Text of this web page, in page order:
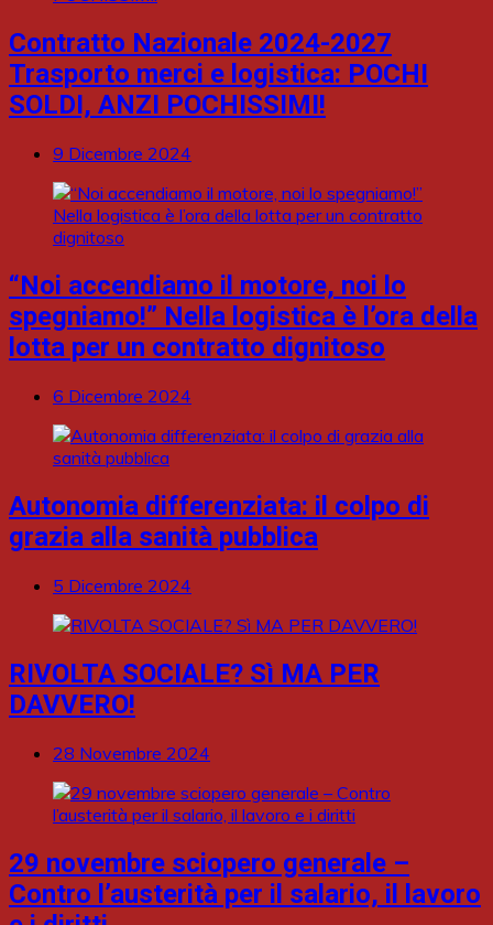
Contratto Nazionale 2024-2027
Trasporto merci e logistica: POCHI
SOLDI, ANZI POCHISSIMI!
9 Dicembre 2024
“Noi accendiamo il motore, noi lo
spegniamo!” Nella logistica è l’ora della
lotta per un contratto dignitoso
6 Dicembre 2024
Autonomia differenziata: il colpo di
grazia alla sanità pubblica
5 Dicembre 2024
RIVOLTA SOCIALE? Sì MA PER
DAVVERO!
28 Novembre 2024
29 novembre sciopero generale –
Contro l’austerità per il salario, il lavoro